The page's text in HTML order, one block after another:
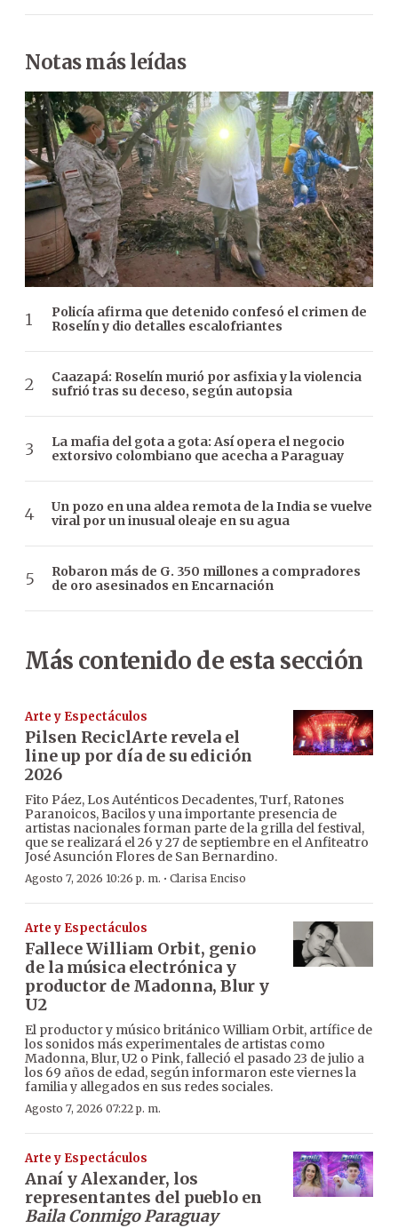
Notas más leídas
Policía afirma que detenido confesó el crimen de
Roselín y dio detalles escalofriantes
Caazapá: Roselín murió por asfixia y la violencia
sufrió tras su deceso, según autopsia
La mafia del gota a gota: Así opera el negocio
extorsivo colombiano que acecha a Paraguay
Un pozo en una aldea remota de la India se vuelve
viral por un inusual oleaje en su agua
Robaron más de G. 350 millones a compradores
de oro asesinados en Encarnación
Más contenido de esta sección
Arte y Espectáculos
Pilsen ReciclArte revela el
line up por día de su edición
2026
Fito Páez, Los Auténticos Decadentes, Turf, Ratones
Paranoicos, Bacilos y una importante presencia de
artistas nacionales forman parte de la grilla del festival,
que se realizará el 26 y 27 de septiembre en el Anfiteatro
José Asunción Flores de San Bernardino.
Agosto 7, 2026 10:26 p. m. · Clarisa Enciso
Arte y Espectáculos
Fallece William Orbit, genio
de la música electrónica y
productor de Madonna, Blur y
U2
El productor y músico británico William Orbit, artífice de
los sonidos más experimentales de artistas como
Madonna, Blur, U2 o Pink, falleció el pasado 23 de julio a
los 69 años de edad, según informaron este viernes la
familia y allegados en sus redes sociales.
Agosto 7, 2026 07:22 p. m.
Arte y Espectáculos
Anaí y Alexander, los
representantes del pueblo en
Baila Conmigo Paraguay